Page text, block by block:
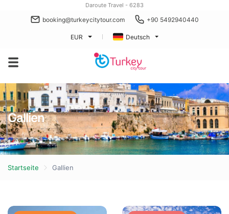
Daroute Travel - 6283
booking@turkeycitytour.com +90 5492940440
EUR Deutsch
Gallien
Startseite Gallien